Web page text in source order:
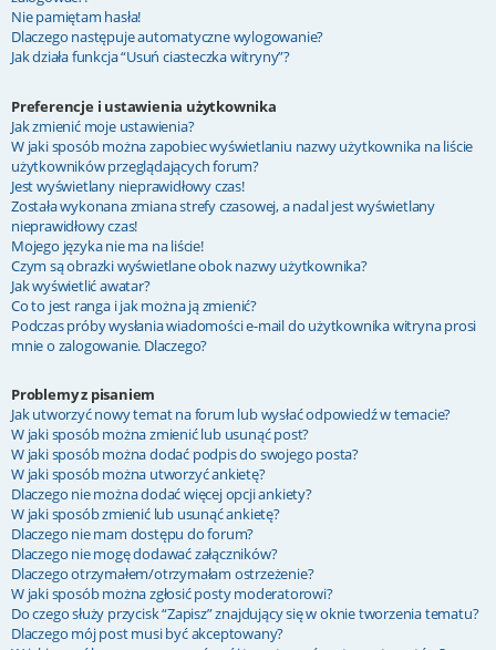
Nie pamiętam hasła!
Dlaczego następuje automatyczne wylogowanie?
Jak działa funkcja “Usuń ciasteczka witryny”?
Preferencje i ustawienia użytkownika
Jak zmienić moje ustawienia?
W jaki sposób można zapobiec wyświetlaniu nazwy użytkownika na liście
użytkowników przeglądających forum?
Jest wyświetlany nieprawidłowy czas!
Została wykonana zmiana strefy czasowej, a nadal jest wyświetlany
nieprawidłowy czas!
Mojego języka nie ma na liście!
Czym są obrazki wyświetlane obok nazwy użytkownika?
Jak wyświetlić awatar?
Co to jest ranga i jak można ją zmienić?
Podczas próby wysłania wiadomości e-mail do użytkownika witryna prosi
mnie o zalogowanie. Dlaczego?
Problemy z pisaniem
Jak utworzyć nowy temat na forum lub wysłać odpowiedź w temacie?
W jaki sposób można zmienić lub usunąć post?
W jaki sposób można dodać podpis do swojego posta?
W jaki sposób można utworzyć ankietę?
Dlaczego nie można dodać więcej opcji ankiety?
W jaki sposób zmienić lub usunąć ankietę?
Dlaczego nie mam dostępu do forum?
Dlaczego nie mogę dodawać załączników?
Dlaczego otrzymałem/otrzymałam ostrzeżenie?
W jaki sposób można zgłosić posty moderatorowi?
Do czego służy przycisk “Zapisz” znajdujący się w oknie tworzenia tematu?
Dlaczego mój post musi być akceptowany?